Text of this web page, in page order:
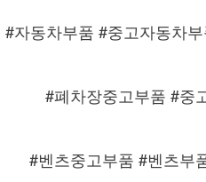
#자동차부품 #중고자동차
#폐차장중고부품 #중
#벤츠중고부품 #벤츠부